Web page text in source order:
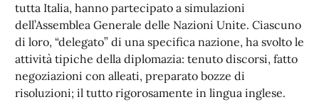
tutta Italia, hanno partecipato a simulazioni
dell’Assemblea Generale delle Nazioni Unite. Ciascuno
di loro, “delegato” di una specifica nazione, ha svolto le
attività tipiche della diplomazia: tenuto discorsi, fatto
negoziazioni con alleati, preparato bozze di
risoluzioni; il tutto rigorosamente in lingua inglese.